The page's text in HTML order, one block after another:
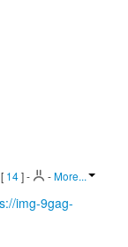
[ 14]- -More...
img-9gag-